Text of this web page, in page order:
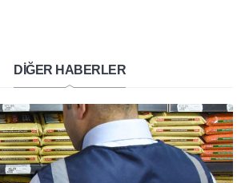
DİĞER HABERLER